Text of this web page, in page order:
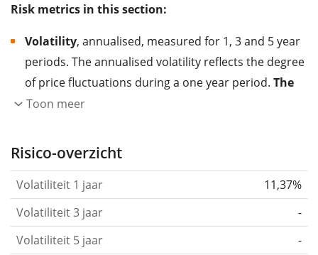
Risk metrics in this section:
Volatility, annualised, measured for 1, 3 and 5 year
periods. The annualised volatility reflects the degree
of price fluctuations during a one year period. The
higher the volatility, the more significantly the
the past.
Assets with higher volatility are generally
based on the data for the past 1, 3 and 5 years so
that you can see if price fluctuations for the ETF
became stronger or weaker over time.
Return per riskfor 1, 3 and 5 year periods. This is
Toon meer
Risico-overzicht
Volatiliteit 1 jaar
11,37%
Volatiliteit 3 jaar
-
Volatiliteit 5 jaar
-